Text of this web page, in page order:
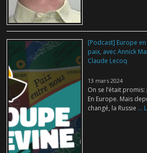
[Podcast] Europe
paix, avec Annick
Claude Lecoq
13 mars 2024
On se l’était
En Europe. Mais
changé, la Russie ...